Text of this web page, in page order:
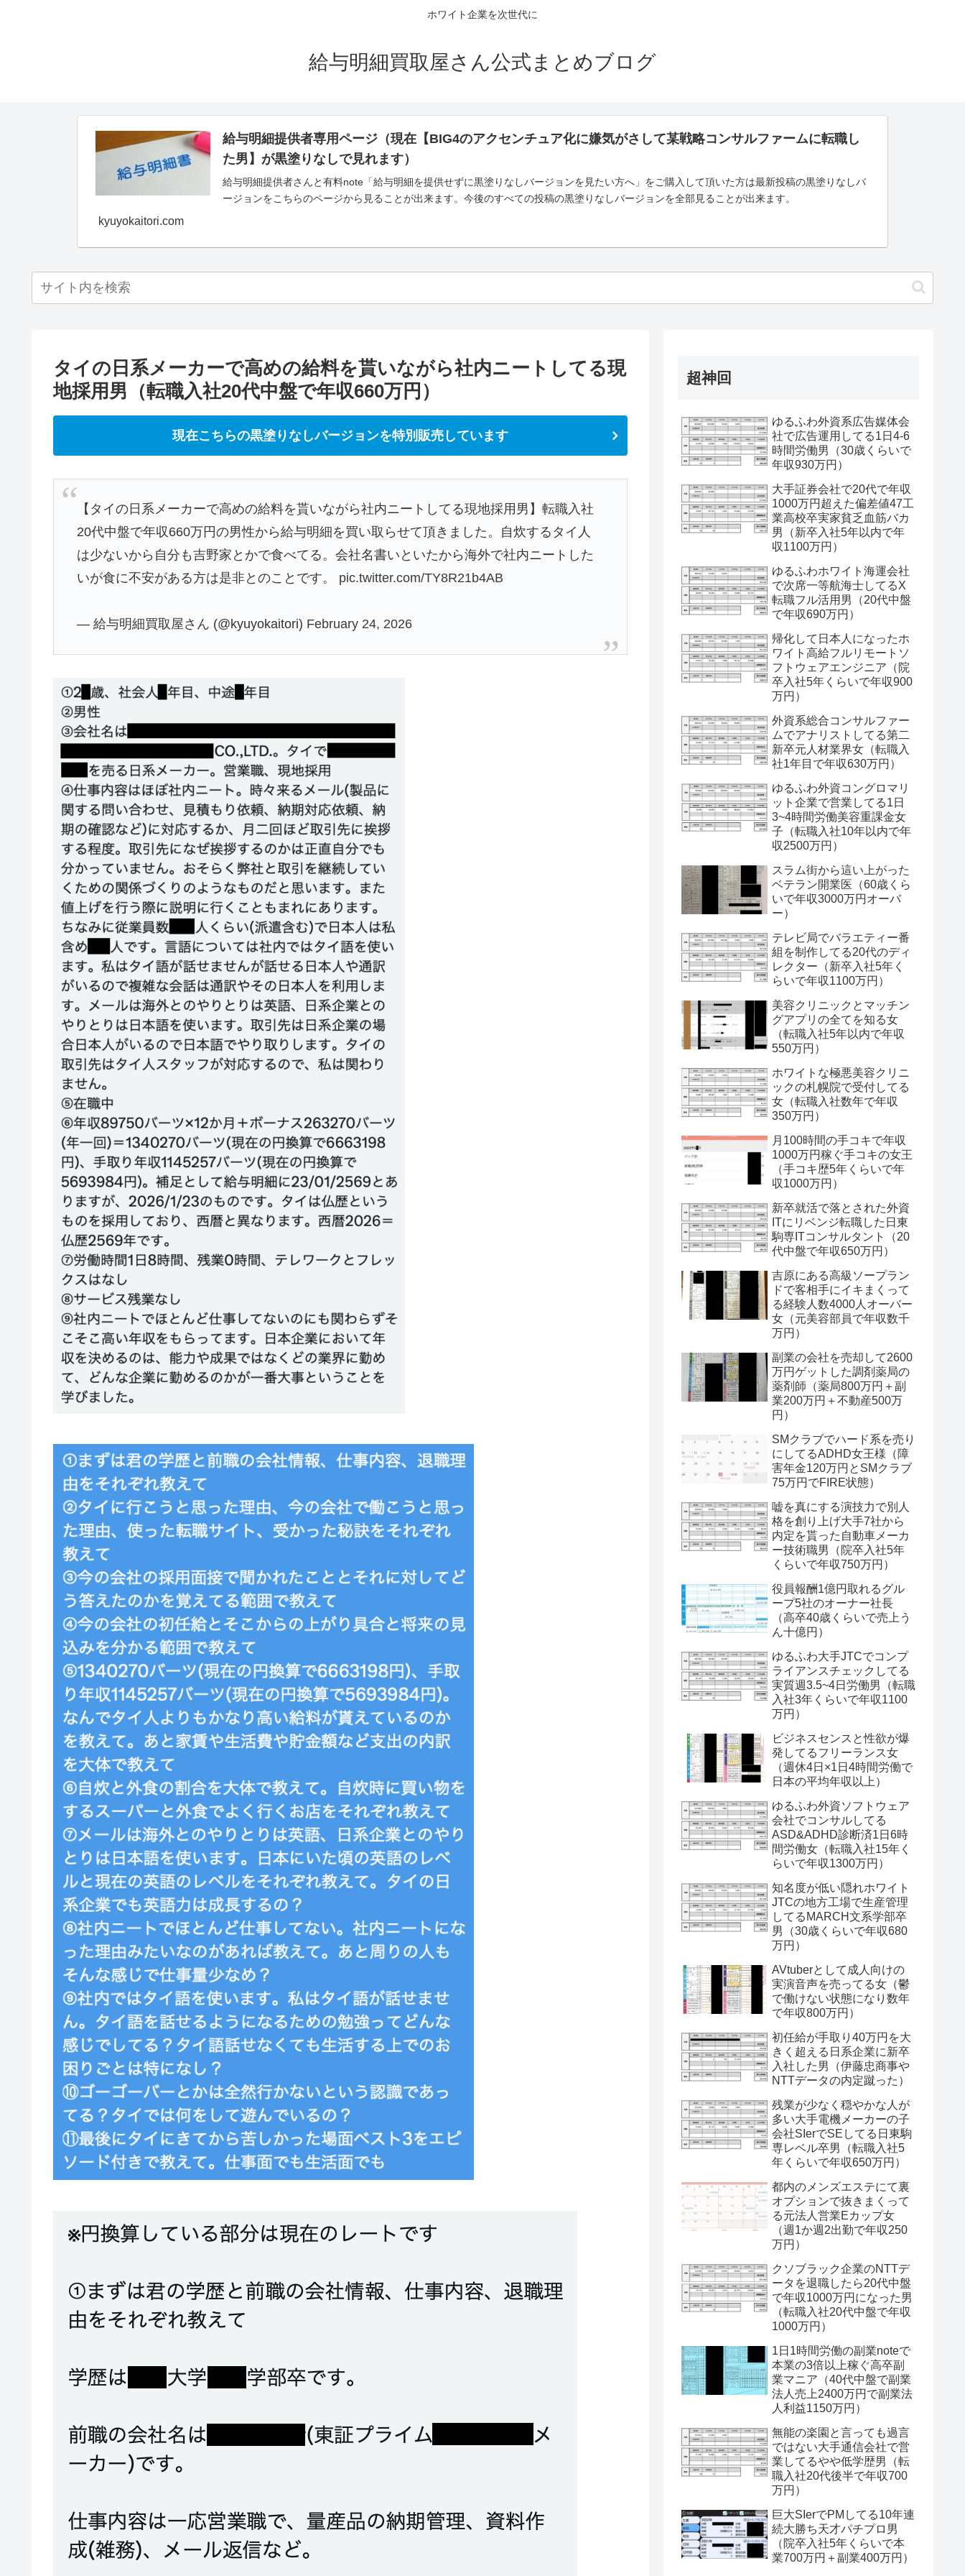
ホワイト企業を次世代に
給与明細買取屋さん公式まとめブログ
給与明細提供者専用ページ（現在【BIG4のアクセンチュア化に嫌気がさして某戦略コンサルファームに転職し
た男】が黒塗りなしで見れます）
給与明細提供者さんと有料note「給与明細を提供せずに黒塗りなしバージョンを見たい方へ」をご購入して頂いた方は最新投稿の黒塗りなしバ
ージョンをこちらのページから見ることが出来ます。今後のすべての投稿の黒塗りなしバージョンを全部見ることが出来ます。
kyuyokaitori.com
タイの日系メーカーで高めの給料を貰いながら社内ニートしてる現
地採用男（転職入社20代中盤で年収660万円）
現在こちらの黒塗りなしバージョンを特別販売しています
【タイの日系メーカーで高めの給料を貰いながら社内ニートしてる現地採用男】転職入社
20代中盤で年収660万円の男性から給与明細を買い取らせて頂きました。自炊するタイ人
は少ないから自分も吉野家とかで食べてる。会社名書いといたから海外で社内ニートした
いが食に不安がある方は是非とのことです。 pic.twitter.com/TY8R21b4AB
— 給与明細買取屋さん (@kyuyokaitori) February 24, 2026
超神回
ゆるふわ外資系広告媒体会
社で広告運用してる1日4-6
時間労働男（30歳くらいで
年収930万円）
大手証券会社で20代で年収
1000万円超えた偏差値47工
業高校卒実家貧乏血筋バカ
男（新卒入社5年以内で年
収1100万円）
ゆるふわホワイト海運会社
で次席一等航海士してるX
転職フル活用男（20代中盤
で年収690万円）
帰化して日本人になったホ
ワイト高給フルリモートソ
フトウェアエンジニア（院
卒入社5年くらいで年収900
万円）
外資系総合コンサルファー
ムでアナリストしてる第二
新卒元人材業界女（転職入
社1年目で年収630万円）
ゆるふわ外資コングロマリ
ット企業で営業してる1日
3~4時間労働美容重課金女
子（転職入社10年以内で年
収2500万円）
スラム街から這い上がった
ベテラン開業医（60歳くら
いで年収3000万円オーバ
ー）
テレビ局でバラエティー番
組を制作してる20代のディ
レクター（新卒入社5年く
らいで年収1100万円）
美容クリニックとマッチン
グアプリの全てを知る女
（転職入社5年以内で年収
550万円）
ホワイトな極悪美容クリニ
ックの札幌院で受付してる
女（転職入社数年で年収
350万円）
月100時間の手コキで年収
1000万円稼ぐ手コキの女王
（手コキ歴5年くらいで年
収1000万円）
新卒就活で落とされた外資
ITにリベンジ転職した日東
駒専ITコンサルタント（20
代中盤で年収650万円）
吉原にある高級ソープラン
ドで客相手にイキまくって
る経験人数4000人オーバー
女（元美容部員で年収数千
万円）
副業の会社を売却して2600
万円ゲットした調剤薬局の
薬剤師（薬局800万円＋副
業200万円＋不動産500万
円）
SMクラブでハード系を売り
にしてるADHD女王様（障
害年金120万円とSMクラブ
75万円でFIRE状態）
嘘を真にする演技力で別人
格を創り上げ大手7社から
内定を貰った自動車メーカ
ー技術職男（院卒入社5年
くらいで年収750万円）
役員報酬1億円取れるグル
ープ5社のオーナー社長
（高卒40歳くらいで売上う
ん十億円）
ゆるふわ大手JTCでコンプ
ライアンスチェックしてる
実質週3.5~4日労働男（転職
入社3年くらいで年収1100
万円）
ビジネスセンスと性欲が爆
発してるフリーランス女
（週休4日×1日4時間労働で
日本の平均年収以上）
ゆるふわ外資ソフトウェア
会社でコンサルしてる
ASD&ADHD診断済1日6時
間労働女（転職入社15年く
らいで年収1300万円）
知名度が低い隠れホワイト
JTCの地方工場で生産管理
してるMARCH文系学部卒
男（30歳くらいで年収680
万円）
AVtuberとして成人向けの
実演音声を売ってる女（鬱
で働けない状態になり数年
で年収800万円）
初任給が手取り40万円を大
きく超える日系企業に新卒
入社した男（伊藤忠商事や
NTTデータの内定蹴った）
残業が少なく穏やかな人が
多い大手電機メーカーの子
会社SIerでSEしてる日東駒
専レベル卒男（転職入社5
年くらいで年収650万円）
都内のメンズエステにて裏
オプションで抜きまくって
る元法人営業Eカップ女
（週1か週2出勤で年収250
万円）
クソブラック企業のNTTデ
ータを退職したら20代中盤
で年収1000万円になった男
（転職入社20代中盤で年収
1000万円）
1日1時間労働の副業noteで
本業の3倍以上稼ぐ高卒副
業マニア（40代中盤で副業
法人売上2400万円で副業法
人利益1150万円）
無能の楽園と言っても過言
ではない大手通信会社で営
業してるやや低学歴男（転
職入社20代後半で年収700
万円）
巨大SIerでPMしてる10年連
続大勝ち天才パチプロ男
（院卒入社5年くらいで本
業700万円＋副業400万円）